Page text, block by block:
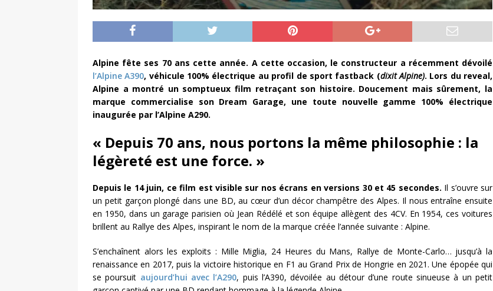
Alpine fête ses 70 ans cette année. A cette occasion, le constructeur a récemment dévoilé
l’Alpine A390, véhicule 100% électrique au profil de sport fastback (dixit Alpine). Lors du reveal,
Alpine a montré un somptueux film retraçant son histoire. Doucement mais sûrement, la
marque commercialise son Dream Garage, une toute nouvelle gamme 100% électrique
inaugurée par l’Alpine A290.
« Depuis 70 ans, nous portons la même philosophie : la
légèreté est une force. »
Depuis le 14 juin, ce film est visible sur nos écrans en versions 30 et 45 secondes. Il s’ouvre sur
un petit garçon plongé dans une BD, au cœur d’un décor champêtre des Alpes. Il nous entraîne ensuite
en 1950, dans un garage parisien où Jean Rédélé et son équipe allègent des 4CV. En 1954, ces voitures
brillent au Rallye des Alpes, inspirant le nom de la marque créée l’année suivante : Alpine.
S’enchaînent alors les exploits : Mille Miglia, 24 Heures du Mans, Rallye de Monte-Carlo… jusqu’à la
renaissance en 2017, puis la victoire historique en F1 au Grand Prix de Hongrie en 2021. Une épopée qui
se poursuit aujourd’hui avec l’A290, puis l’A390, dévoilée au détour d’une route sinueuse à un petit